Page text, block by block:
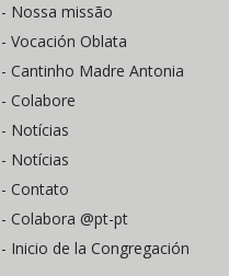
- Nossa missão
- Vocación Oblata
- Cantinho Madre Antonia
- Colabore
- Notícias
- Notícias
- Contato
- Colabora @pt-pt
- Inicio de la Congregación